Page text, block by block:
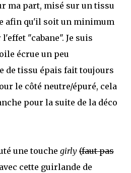
ma part, misé sur un tissu
afin qu'il soit un minimum
"cabane". Je suis
écrue un peu
de tissu épais fait toujours
le côté neutre/épuré, cela
pour la suite de la déco
une touche girly (faut pas
avec cette guirlande de